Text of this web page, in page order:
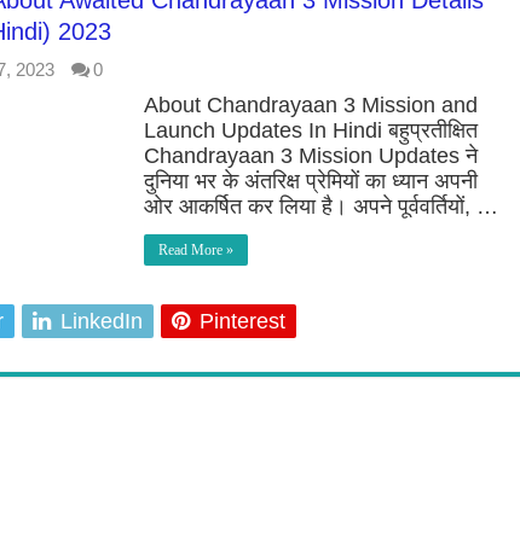
घरेलू उपाये सात दिनों में ही वजन घटाने मे कारगार
2023
2023 0
About Chandrayaan 3 Mission and
Launch Updates In Hindi बहुप्रतीक्षित
Chandrayaan 3 Mission Updates ने
दुनिया भर के अंतरिक्ष प्रेमियों का ध्यान अपनी
ओर आकर्षित कर लिया है। अपने पूर्ववर्तियों, …
Read More »
LinkedIn Pinterest